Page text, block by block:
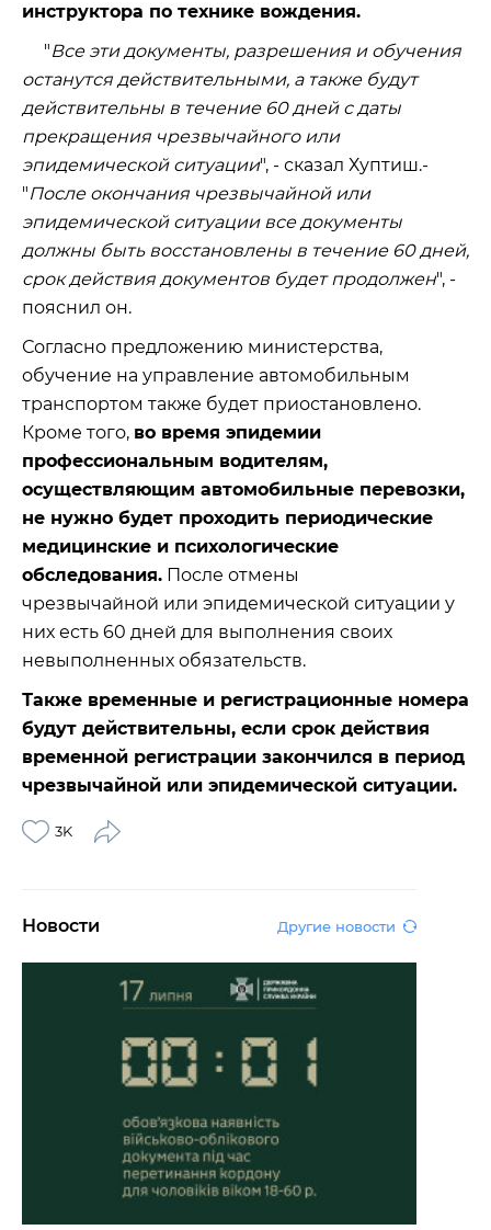
инструктора по технике вождения.
"Все эти документы, разрешения и обучения
останутся действительными, а также будут
действительны в течение 60 дней с даты
прекращения чрезвычайного или
эпидемической ситуации", - сказал Хуптиш.-
"После окончания чрезвычайной или
эпидемической ситуации все документы
должны быть восстановлены в течение 60 дней,
срок действия документов будет продолжен", -
пояснил он.
Согласно предложению министерства,
обучение на управление автомобильным
транспортом также будет приостановлено.
Кроме того, во время эпидемии
профессиональным водителям,
осуществляющим автомобильные перевозки,
не нужно будет проходить периодические
медицинские и психологические
обследования. После отмены
чрезвычайной или эпидемической ситуации у
них есть 60 дней для выполнения своих
невыполненных обязательств.
Также временные и регистрационные номера
будут действительны, если срок действия
временной регистрации закончился в период
чрезвычайной или эпидемической ситуации.
3K
Новости Другие новости